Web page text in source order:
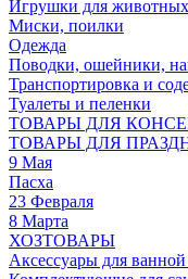
Игрушки для животных
Миски, поилки
Одежда
Поводки, ошейники,
Транспортировка и
Туалеты и пеленки
ТОВАРЫ ДЛЯ
ТОВАРЫ ДЛЯ
9 Мая
Пасха
23 Февраля
8 Марта
ХОЗТОВАРЫ
Аксессуары для